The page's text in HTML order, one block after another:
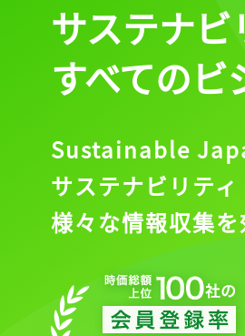
サステナ
すべての
Sustainable
サステナビリテ
様々な情報収集